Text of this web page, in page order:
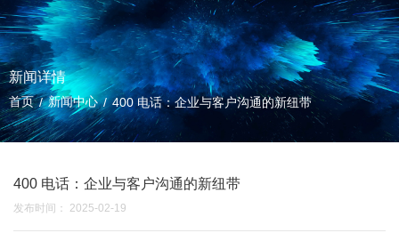
新闻详情
首页/新闻中心 /400 电话：企业与客户沟通的新纽带
400 电话：企业与客户沟通的新纽带
发布时间： 2025-02-19